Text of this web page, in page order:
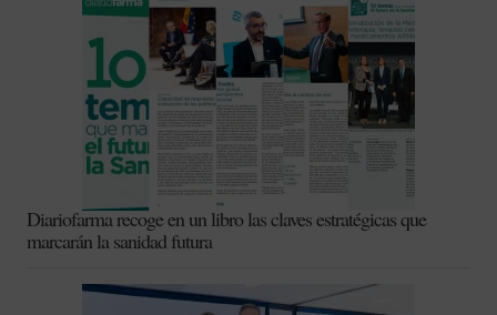
Diariofarma recoge en un libro las claves estratégicas que
marcarán la sanidad futura